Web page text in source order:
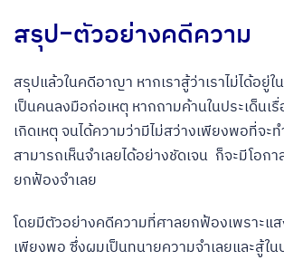
สรุป-ตัวอย่างคดีความ
สรุปแล้วในคดีอาญา หากเราสู้ว่าเราไม่ได้อยู่ใ
เป็นคนลงมือก่อเหตุ หากถามค้านในประเด็นเ
เกิดเหตุ จนได้ความว่ามีไม่สว่างเพียงพอที่จะ
สามารถเห็นจำเลยได้อย่างชัดเจน ก็จะมีโอก
ยกฟ้องจำเลย
โดยมีตัวอย่างคดีความที่ศาลยกฟ้องเพราะแส
เพียงพอ ซึ่งผมเป็นทนายความจำเลยและสู้ใน